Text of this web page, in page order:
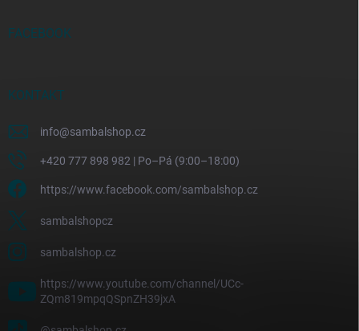
FACEBOOK
KONTAKT
info@sambalshop.cz
+420 777 898 982 | Po–Pá (9:00–18:00)
https://www.facebook.com/sambalshop.cz
sambalshopcz
sambalshop.cz
https://www.youtube.com/channel/UCc-
ZQm819mpqQSpnZH39jxA